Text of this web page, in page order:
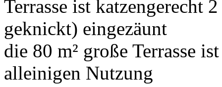
Terrasse ist katzengerecht
geknickt) eingezäunt
die 80 m² große Terrasse
alleinigen Nutzung